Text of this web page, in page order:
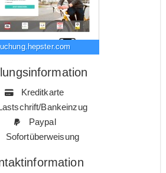
Kreditkarte
Bankeinzug
Paypal
Sofortüberweisung